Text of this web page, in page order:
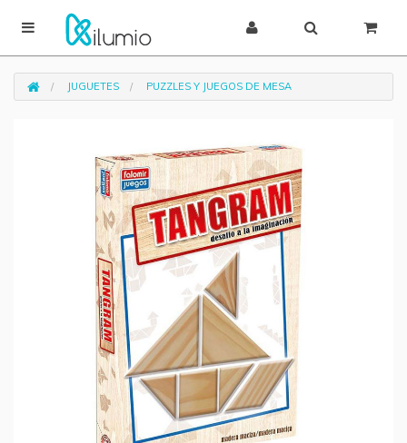
JUGUETES PUZZLES Y JUEGOS DE MESA